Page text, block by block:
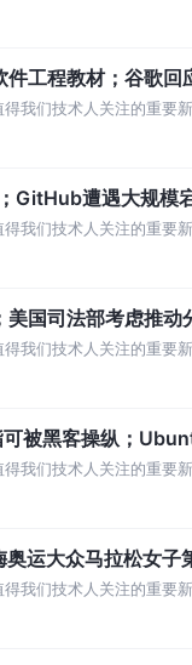
客服回应接入
工程教材；谷歌回
我们技术人关注的重要
鲲
GitHub遭遇大规模
我们技术人关注的重要
生招
国司法部考虑推动
我们技术人关注的重要
泄露担忧，科
被黑客操纵；
我们技术人关注的重要
运大众马拉松女子
我们技术人关注的重要
康